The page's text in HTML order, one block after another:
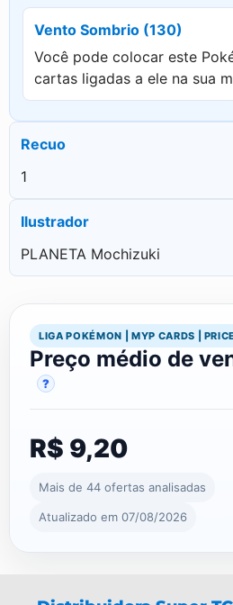
Vento Sombrio (130)
Você pode colocar este
cartas ligadas a ele na sua
Recuo
1
Ilustrador
PLANETA Mochizuki
LIGA POKÉMON | MYP CARDS |
Preço médio de
?
R$ 9,20
Mais de 44 ofertas analisadas
Atualizado em 07/08/2026